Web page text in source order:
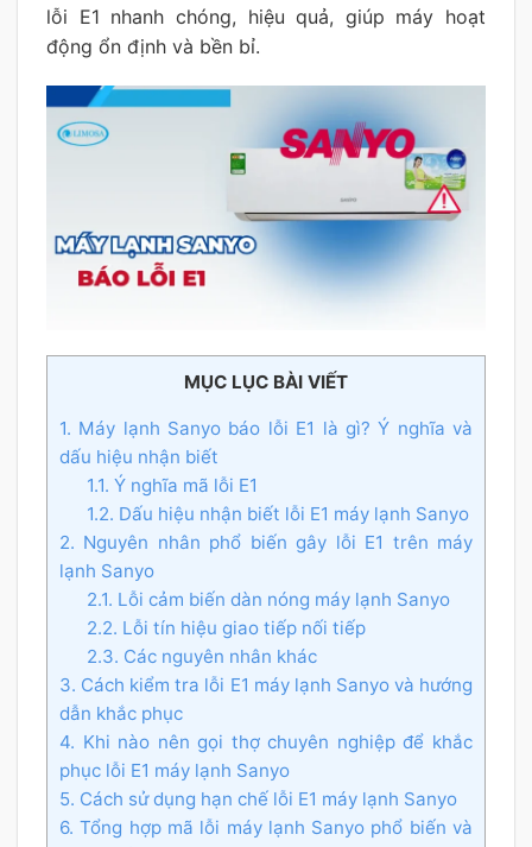
lỗi E1 nhanh chóng, hiệu quả, giúp máy hoạt
động ổn định và bền bỉ.
MỤC LỤC BÀI VIẾT
1. Máy lạnh Sanyo báo lỗi E1 là gì? Ý nghĩa và
dấu hiệu nhận biết
1.1. Ý nghĩa mã lỗi E1
1.2. Dấu hiệu nhận biết lỗi E1 máy lạnh Sanyo
2. Nguyên nhân phổ biến gây lỗi E1 trên máy
lạnh Sanyo
2.1. Lỗi cảm biến dàn nóng máy lạnh Sanyo
2.2. Lỗi tín hiệu giao tiếp nối tiếp
2.3. Các nguyên nhân khác
3. Cách kiểm tra lỗi E1 máy lạnh Sanyo và hướng
dẫn khắc phục
4. Khi nào nên gọi thợ chuyên nghiệp để khắc
phục lỗi E1 máy lạnh Sanyo
5. Cách sử dụng hạn chế lỗi E1 máy lạnh Sanyo
6. Tổng hợp mã lỗi máy lạnh Sanyo phổ biến và